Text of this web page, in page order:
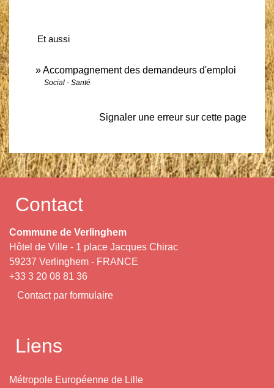
Et aussi
Accompagnement des demandeurs d'emploi
Social - Santé
Signaler une erreur sur cette page
Contact
Commune de Verlinghem
Hôtel de Ville - 1 place Jacques Chirac
59237 Verlinghem - FRANCE
+33 3 20 08 81 36
Contact par formulaire
Liens
Métropole Européenne de Lille